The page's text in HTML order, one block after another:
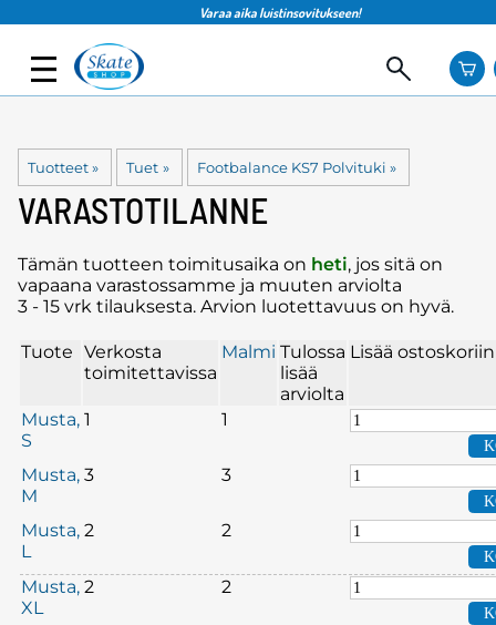
Varaa aika luistinsovitukseen!
Tuotteet‪» Tuet ‪» Footbalance KS7 Polvituki ‪»
VARASTOTILANNE
Tämän tuotteen toimitusaika on heti, jos sitä on
vapaana varastossamme ja muuten arviolta
3 - 15 vrk tilauksesta. Arvion luotettavuus on hyvä.
Tuote Verkosta
toimitettavissa
Malmi Tulossa
lisää
arviolta
Lisää ostoskoriin
Musta,
S
1 1
Musta,
M
3 3
Musta,
L
2 2
Musta,
XL
2 2